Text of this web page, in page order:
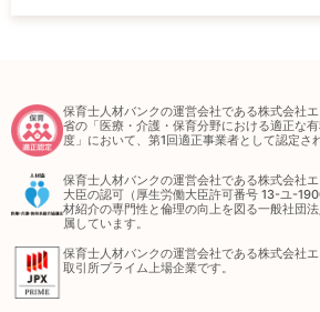
保育士人材バンクの運営会社である株式会社
省の「医療・介護・保育分野における適正な
度」において、第1回適正事業者として認定さ
保育士人材バンクの運営会社である株式会社
大臣の認可（厚生労働大臣許可番号 13-ユ-
材紹介の専門性と倫理の向上を図る一般社団
属しています。
保育士人材バンクの運営会社である株式会社
取引所プライム上場企業です。